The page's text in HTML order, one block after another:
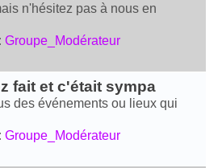
n'hésitez pas à nous en
Groupe_Modérateur
fait et c'était sympa
des événements ou lieux qui
Groupe_Modérateur